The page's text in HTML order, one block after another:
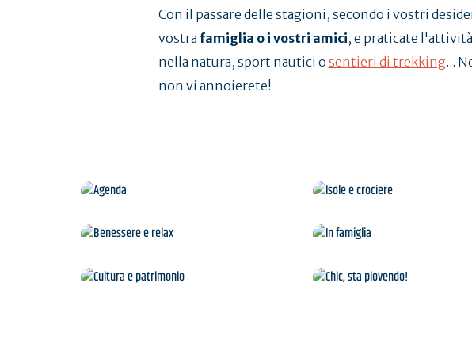
Con il passare delle stagioni, secondo i vostri
vostra famiglia o i vostri amici, e praticate
nella natura, sport nautici o sentieri di trekking...
non vi annoierete!
Agenda
Benessere e relax
In famiglia